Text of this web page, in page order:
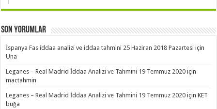
Son Yorumlar
İspanya Fas iddaa analizi ve iddaa tahmini 25 Haziran 2018 Pazartesi için
Una
Leganes – Real Madrid İddaa Analizi ve Tahmini 19 Temmuz 2020 için
mactahmin
Leganes – Real Madrid İddaa Analizi ve Tahmini 19 Temmuz 2020 içinKET
buğa